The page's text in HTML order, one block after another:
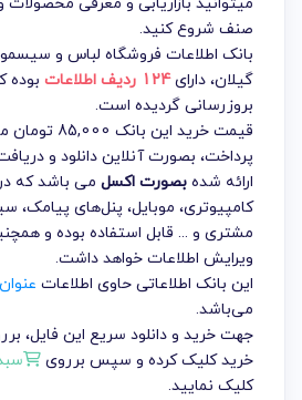
صنف شروع کنید.
بانک اطلاعات فروشگاه لباس و
گیلان، دارای124 ردیف اطلاعات
بروزرسانی گردیده است.
قیمت خرید
پرداخت، بصورت آنلاین دانلود و
ارائه شدهبصورت اکسل می باشد که در
کامپیوتری، موبایل، پنل‌های پیامک،
مشتری و ... قابل استفاده بوده و
ویرایش اطلاعات خواهد داشت.
این بانک اطلاعاتی حاوی اطلاعات
می‌باشد.
جهت خرید و دانلود سریع این فایل،
خرید کلیک کرده و سپس برروی
کلیک نمایید.